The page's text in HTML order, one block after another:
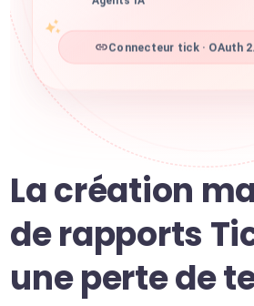
Agents IA
Connecteur tick · OAuth
La création
de rapports
une perte de